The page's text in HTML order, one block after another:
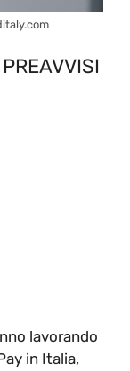
lavorando
in Italia,